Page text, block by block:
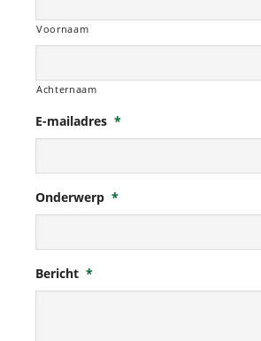
Voornaam
Achternaam
E-mailadres *
Onderwerp *
Bericht *